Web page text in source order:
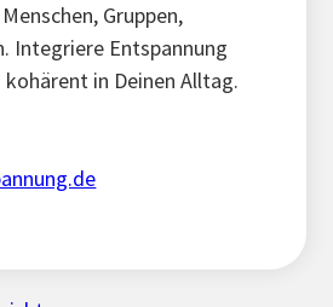
Gruppen,
Integriere Entspannung
in Deinen Alltag.